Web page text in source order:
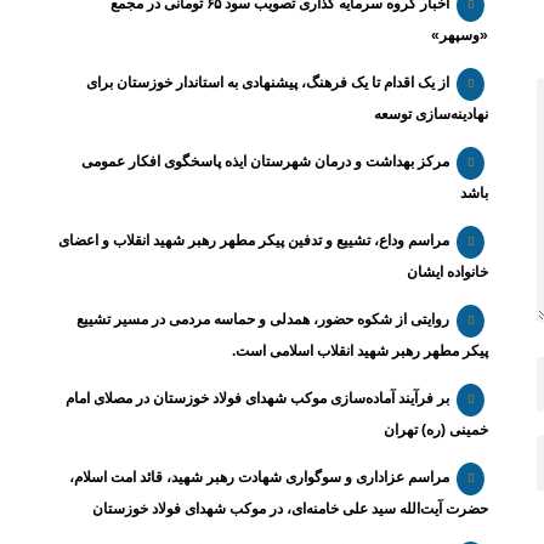
اخبار گروه سرمایه گذاری تصویب سود ۶۵ تومانی در مجمع
«وسپهر»
از یک اقدام تا یک فرهنگ، پیشنهادی به استاندار خوزستان برای
نهادینه‌سازی توسعه
مرکز بهداشت و درمان شهرستان ایذه پاسخگوی افکار عمومی
باشد
مراسم وداع، تشییع و تدفین پیکر مطهر رهبر شهید انقلاب و اعضای
خانواده ایشان
روایتی از شکوه حضور، همدلی و حماسه مردمی در مسیر تشییع
پیکر مطهر رهبر شهید انقلاب اسلامی است.
بر فرآیند آماده‌سازی موکب شهدای فولاد خوزستان در مصلای امام
خمینی (ره) تهران
مراسم عزاداری و سوگواری شهادت رهبر شهید، قائد امت اسلام،
حضرت آیت‌الله سید علی خامنه‌ای، در موکب شهدای فولاد خوزستان